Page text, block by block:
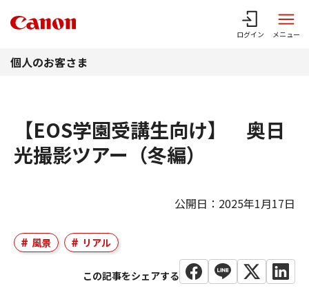
ログイン メニュー
個人のお客さま
【EOS学園受講生向け】 奥日
光撮影ツアー（冬編）
公開日：2025年1月17日
風景 リアル